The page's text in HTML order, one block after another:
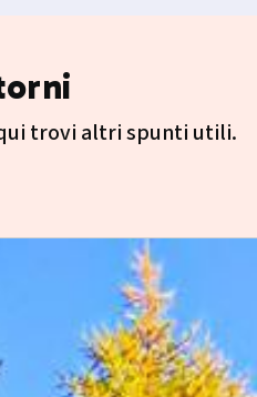
trovi altri spunti utili.